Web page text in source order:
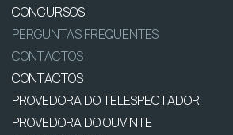
CONCURSOS
PERGUNTAS FREQUENTES
CONTACTOS
CONTACTOS
PROVEDORA DO TELESPECTADOR
PROVEDORA DO OUVINTE